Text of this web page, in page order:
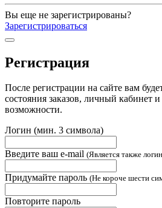
Вы еще не зарегистрированы?
Зарегистрироваться
Регистрация
После регистрации на сайте вам
состояния заказов, личный кабинет
возможности.
Логин (мин. 3 символа)
Введите ваш e-mail (Является также
Придумайте пароль (Не короче шести
Повторите пароль